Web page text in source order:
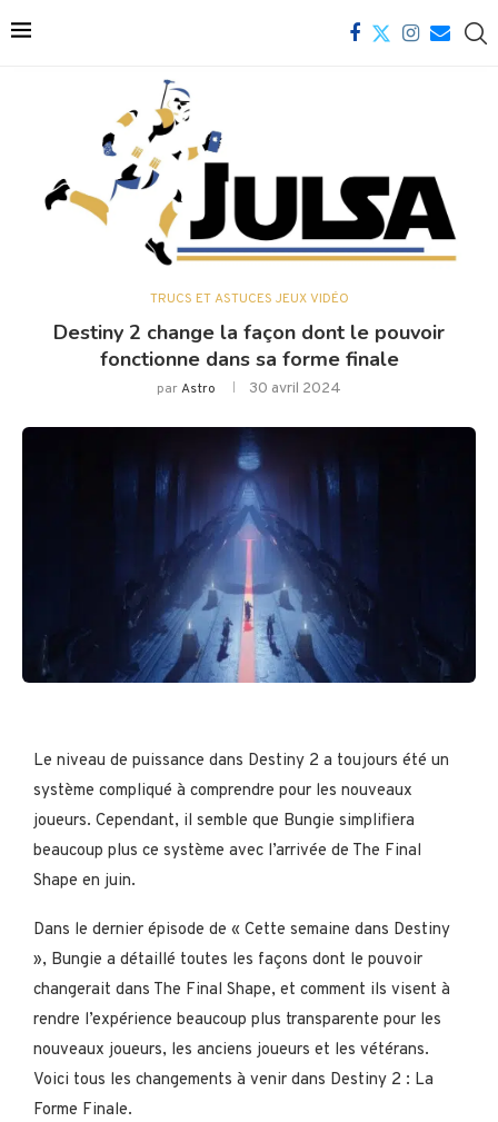
TRUCS ET ASTUCES JEUX VIDÉO
Destiny 2 change la façon dont le pouvoir
fonctionne dans sa forme finale
parAstro 30 avril 2024
Le niveau de puissance dans Destiny 2 a toujours été un
système compliqué à comprendre pour les nouveaux
joueurs. Cependant, il semble que Bungie simplifiera
beaucoup plus ce système avec l’arrivée de The Final
Shape en juin.
Dans le dernier épisode de « Cette semaine dans Destiny
», Bungie a détaillé toutes les façons dont le pouvoir
changerait dans The Final Shape, et comment ils visent à
rendre l’expérience beaucoup plus transparente pour les
nouveaux joueurs, les anciens joueurs et les vétérans.
Voici tous les changements à venir dans Destiny 2 : La
Forme Finale.